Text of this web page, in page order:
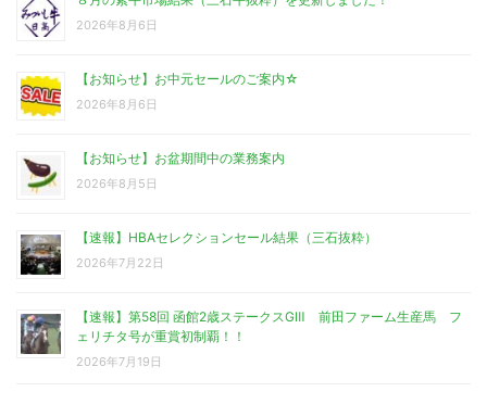
2026年8月6日
【お知らせ】お中元セールのご案内☆
2026年8月6日
【お知らせ】お盆期間中の業務案内
2026年8月5日
【速報】HBAセレクションセール結果（三石抜粋）
2026年7月22日
【速報】第58回 函館2歳ステークスGⅢ 前田ファーム生産馬 フ
ェリチタ号が重賞初制覇！！
2026年7月19日